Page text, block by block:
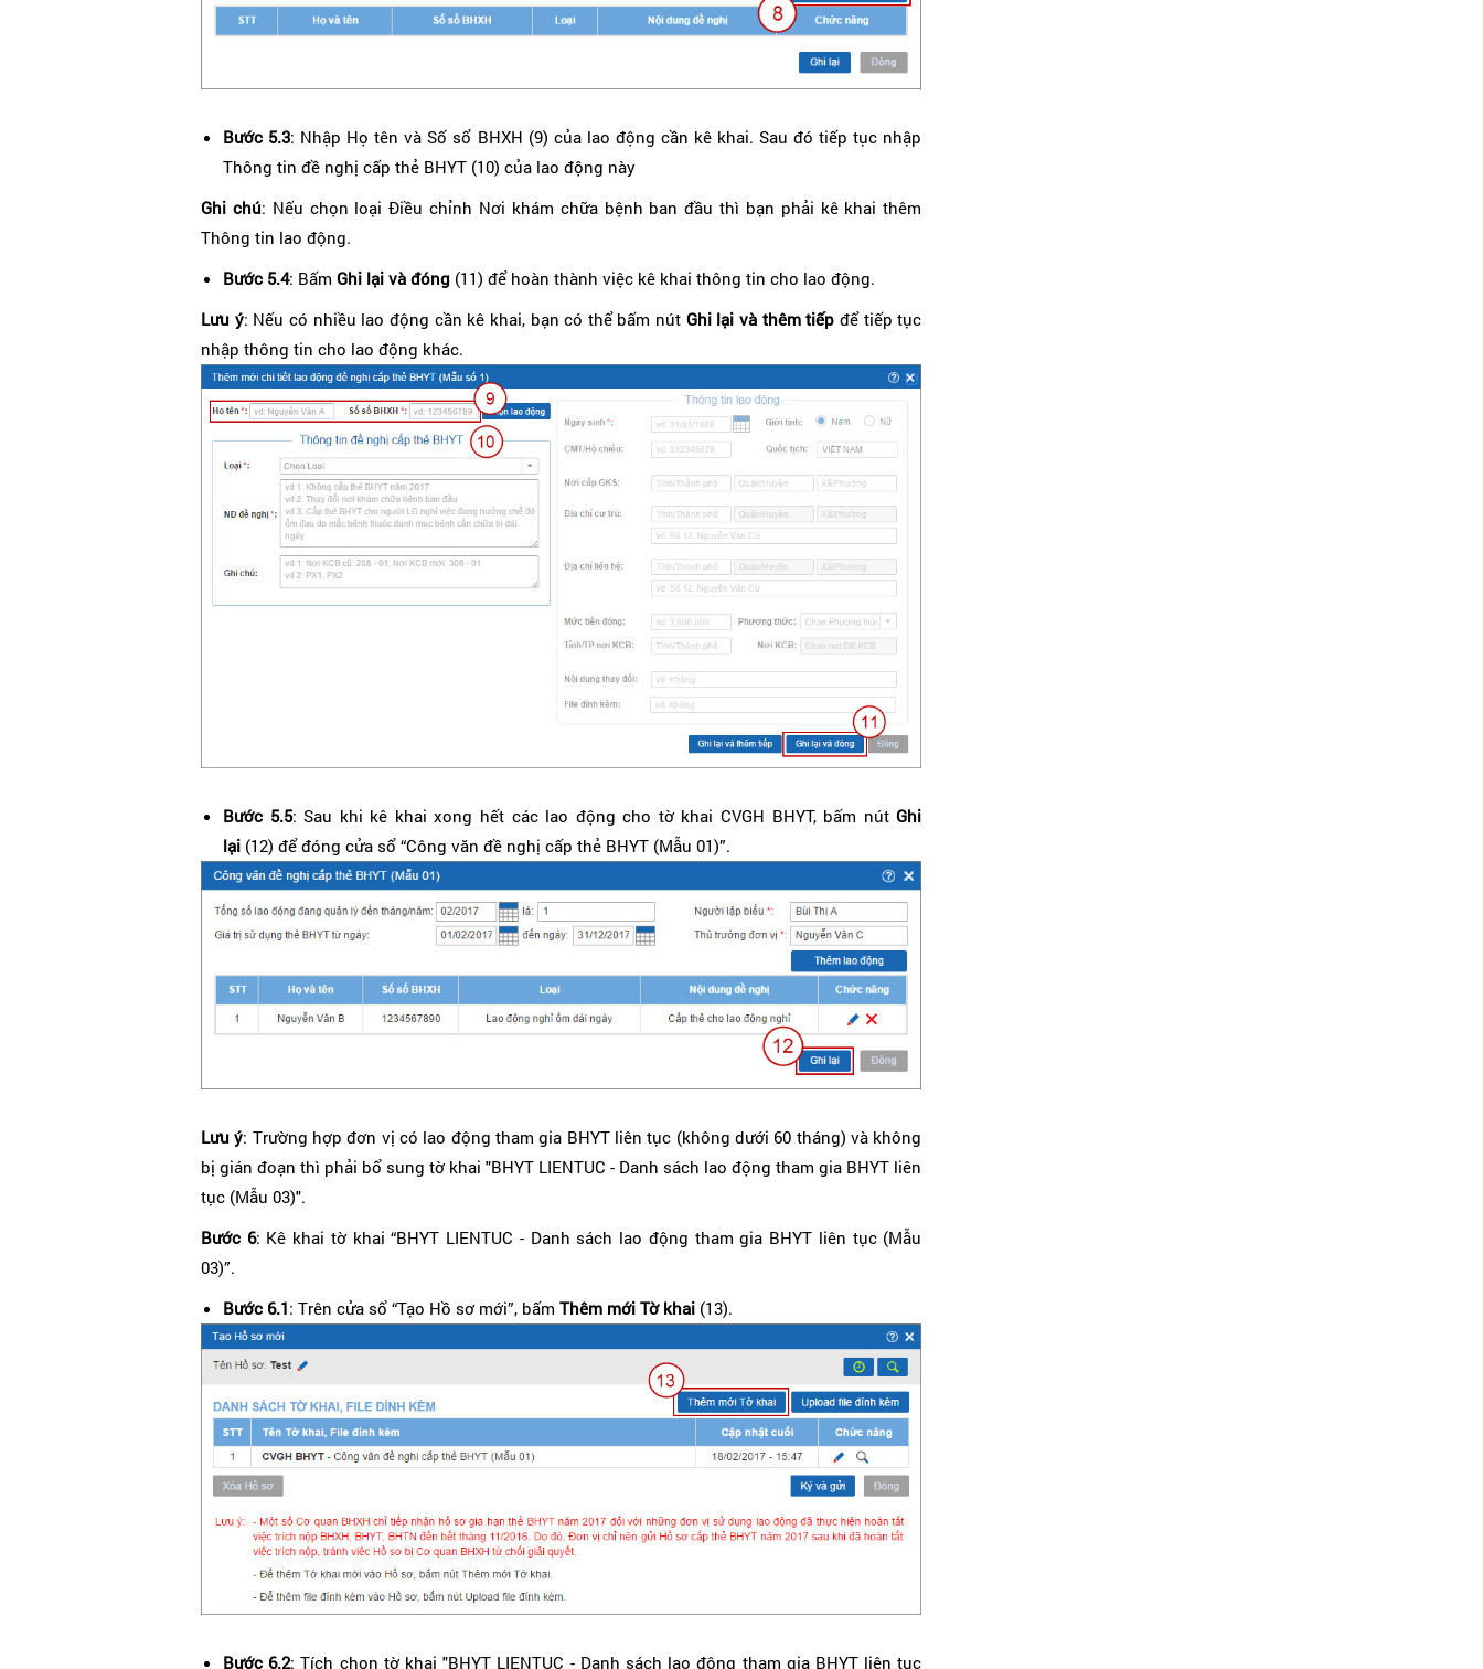
Bước 5.3: Nhập Họ tên và Số sổ BHXH (9) của lao động cần kê khai. Sau đó tiếp tục nhập
Thông tin đề nghị cấp thẻ BHYT (10) của lao động này
Ghi chú: Nếu chọn loại Điều chỉnh Nơi khám chữa bệnh ban đầu thì bạn phải kê khai thêm
Thông tin lao động.
Bước 5.4: Bấm Ghi lại và đóng (11) để hoàn thành việc kê khai thông tin cho lao động.
Lưu ý: Nếu có nhiều lao động cần kê khai, bạn có thể bấm nút Ghi lại và thêm tiếp để tiếp tục
nhập thông tin cho lao động khác.
Bước 5.5: Sau khi kê khai xong hết các lao động cho tờ khai CVGH BHYT, bấm nútGhi
lại (12) để đóng cửa sổ “Công văn đề nghị cấp thẻ BHYT (Mẫu 01)”.
Lưu ý: Trường hợp đơn vị có lao động tham gia BHYT liên tục (không dưới 60 tháng) và không
bị gián đoạn thì phải bổ sung tờ khai "BHYT LIENTUC - Danh sách lao động tham gia BHYT liên
tục (Mẫu 03)".
Bước 6: Kê khai tờ khai “BHYT LIENTUC - Danh sách lao động tham gia BHYT liên tục (Mẫu
03)”.
Bước 6.1: Trên cửa sổ “Tạo Hồ sơ mới”, bấm Thêm mới Tờ khai (13).
Bước 6.2: Tích chọn tờ khai "BHYT LIENTUC - Danh sách lao động tham gia BHYT liên tục